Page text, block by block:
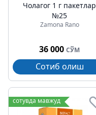
Чолагог 1 г пакетлар
№25
Zamona Rano
36 000 СЎМ
Сотиб олиш
сотувда мавжуд